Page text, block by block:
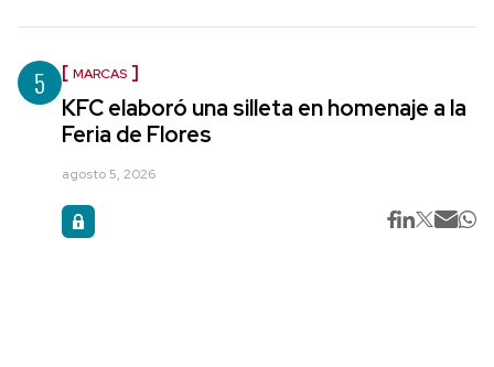
5 MARCAS
KFC elaboró una silleta en homenaje a la
Feria de Flores
agosto 5, 2026